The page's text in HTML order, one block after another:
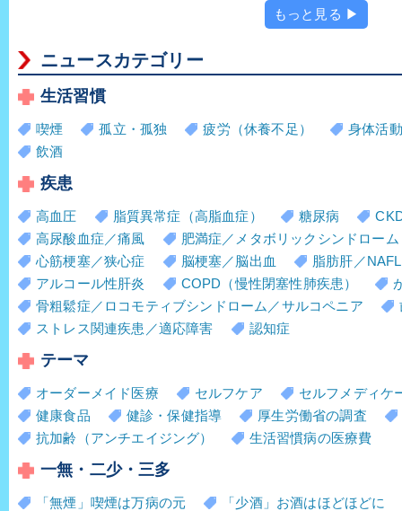
もっと見る ▶
ニュースカテゴリー
生活習慣
喫煙 孤立・孤独 疲労（休養不足）
身体活
飲酒
疾患
高血圧 脂質異常症（高脂血症） 糖尿病
高尿酸血症／痛風
肥満症／メタボリックシンドローム
心筋梗塞／狭心症
脳梗塞／脳出血
脂肪肝／
アルコール性肝炎
COPD（慢性閉塞性肺疾患）
骨粗鬆症／ロコモティブシンドローム／サルコペニア
ストレス関連疾患／適応障害
認知症
テーマ
オーダーメイド医療 セルフケア
セルフメディケ
健康食品
健診・保健指導
厚生労働省の調査
抗加齢（アンチエイジング）
生活習慣病の医療費
一無・二少・三多
「無煙」喫煙は万病の元
「少酒」お酒はほどほどに